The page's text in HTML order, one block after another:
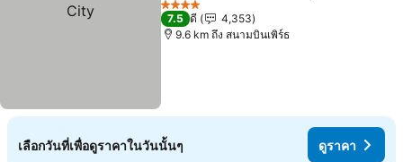
4 ดาว
7.5 ดี
4,353
9.6 km ถึง สนามบินเพิร์ธ
เลือกวันที่เพื่อดูราคาในวันนั้นๆ ดูราคา